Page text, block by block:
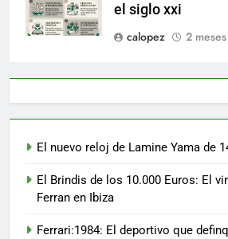
el siglo xxi
calopez
2
El nuevo reloj de Lamine Yama de
El Brindis de los 10.000 Euros: El
Ferran en Ibiza
Ferrari:1984: El deportivo que